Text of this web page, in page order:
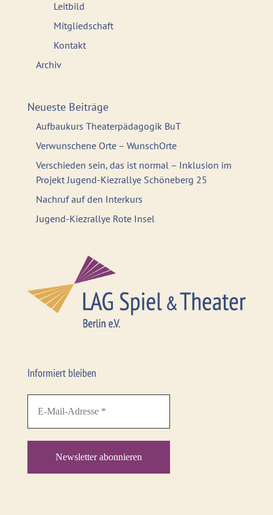
Leitbild
Mitgliedschaft
Kontakt
Archiv
Neueste Beiträge
Aufbaukurs Theaterpädagogik BuT
Verwunschene Orte – WunschOrte
Verschieden sein, das ist normal – Inklusion im
Projekt Jugend-Kiezrallye Schöneberg 25
Nachruf auf den Interkurs
Jugend-Kiezrallye Rote Insel
Informiert bleiben